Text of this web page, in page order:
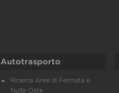
Autotrasporto
Ricerca Aree di Fermata e
Nulla Osta